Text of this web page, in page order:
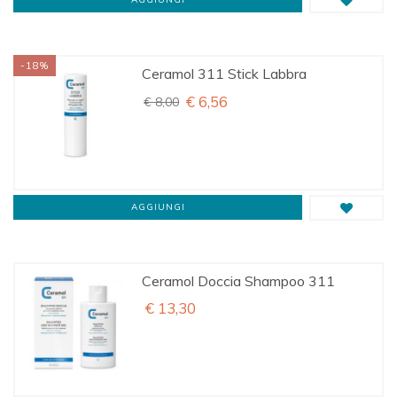
Ceramol 311 Stick Labbra
€ 8,00 € 6,56
-18%
AGGIUNGI
Ceramol Doccia Shampoo 311
€ 13,30